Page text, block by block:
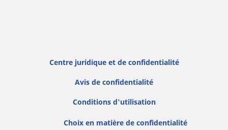
Centre juridique et de confidentialité
Avis de confidentialité
Conditions d'utilisation
Choix en matière de confidentialité